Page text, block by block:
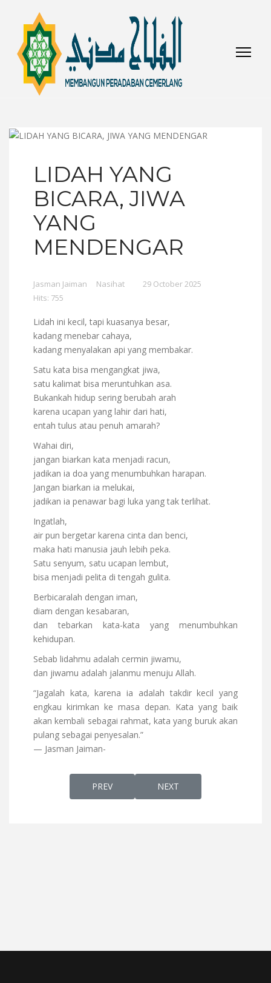
LIDAH YANG
BICARA, JIWA
YANG
MENDENGAR
Jasman Jaiman Nasihat
29 October 2025
Hits: 755
Lidah ini kecil, tapi kuasanya besar,
kadang menebar cahaya,
kadang menyalakan api yang membakar.
Satu kata bisa mengangkat jiwa,
satu kalimat bisa meruntuhkan asa.
Bukankah hidup sering berubah arah
karena ucapan yang lahir dari hati,
entah tulus atau penuh amarah?
Wahai diri,
jangan biarkan kata menjadi racun,
jadikan ia doa yang menumbuhkan harapan.
Jangan biarkan ia melukai,
jadikan ia penawar bagi luka yang tak terlihat.
Ingatlah,
air pun bergetar karena cinta dan benci,
maka hati manusia jauh lebih peka.
Satu senyum, satu ucapan lembut,
bisa menjadi pelita di tengah gulita.
Berbicaralah dengan iman,
diam dengan kesabaran,
dan tebarkan kata-kata yang menumbuhkan
kehidupan.
Sebab lidahmu adalah cermin jiwamu,
dan jiwamu adalah jalanmu menuju Allah.
“Jagalah kata, karena ia adalah takdir kecil yang
engkau kirimkan ke masa depan. Kata yang baik
akan kembali sebagai rahmat, kata yang buruk akan
pulang sebagai penyesalan.”
— Jasman Jaiman-
PREVIOUS ARTICLE: PACEKLIK AMANAH
PREV NEXT ARTICLE: APAKAH
NEXT